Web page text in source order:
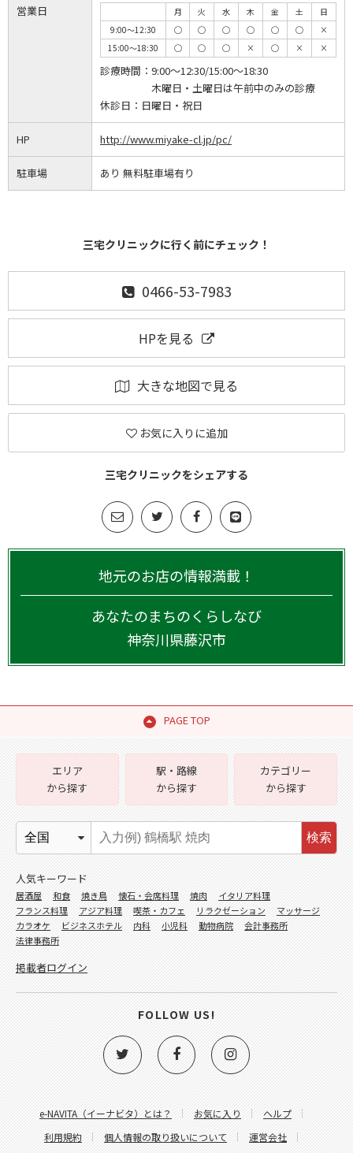
営業日 月 火 水 木 金 土
日
9:00～12:30
◯ ◯ ◯ ◯ ◯ ◯
×
15:00～18:30
◯ ◯ ◯ × ◯ × ×
診療時間： 9:00～12:30/15:00～18:30
木曜日・土曜日は午前中のみの診療
休診日： 日曜日・祝日
HP http://www.miyake-cl.jp/pc/
駐車場 あり 無料駐車場有り
三宅クリニックに行く前にチェック！
0466-53-7983
HPを見る
大きな地図で見る
お気に入りに追加
三宅クリニックをシェアする
地元のお店の情報満載！
あなたのまちのくらしなび
神奈川県藤沢市
PAGE TOP
e-NAVITA（イーナビタ）とは？ お気に入り
ヘルプ
利用規約
個人情報の取り扱いについて 運営会社
エリア
から探す
駅・路線
から探す
カテゴリー
から探す
検索
人気キーワード
居酒屋 和食 焼き鳥 懐石・会席料理 焼肉
イタリア料理
フランス料理
アジア料理 喫茶・カフェ リラクゼーション
マッサージ
カラオケ
ビジネスホテル 内科 小児科 動物病院
会計事務所
法律事務所
掲載者ログイン
FOLLOW US!